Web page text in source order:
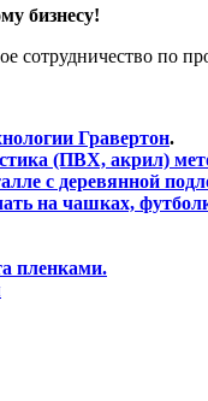
бизнесу!
сотрудничество по
Гравертон.
(ПВХ, акрил)
с деревянной
на чашках,
пленками.